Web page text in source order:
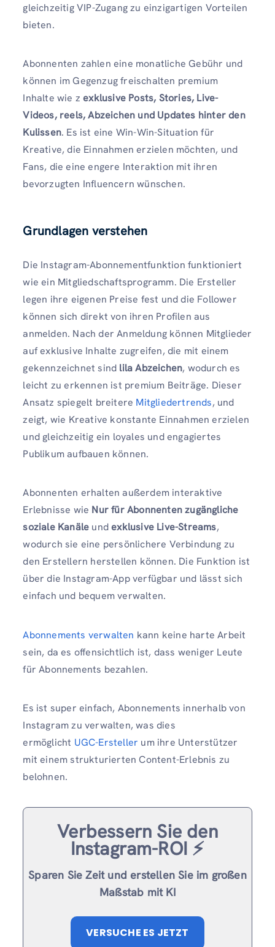
gleichzeitig VIP-Zugang zu einzigartigen Vorteilen
bieten.
Abonnenten zahlen eine monatliche Gebühr und
können im Gegenzug freischalten premium
Inhalte wie zexklusive Posts, Stories, Live-
Videos, reels, Abzeichen und Updates hinter den
Kulissen. Es ist eine Win-Win-Situation für
Kreative, die Einnahmen erzielen möchten, und
Fans, die eine engere Interaktion mit ihren
bevorzugten Influencern wünschen.
Grundlagen verstehen
Die Instagram-Abonnementfunktion funktioniert
wie ein Mitgliedschaftsprogramm. Die Ersteller
legen ihre eigenen Preise fest und die Follower
können sich direkt von ihren Profilen aus
anmelden. Nach der Anmeldung können Mitglieder
auf exklusive Inhalte zugreifen, die mit einem
gekennzeichnet sind lila Abzeichen, wodurch es
leicht zu erkennen ist premium Beiträge. Dieser
Ansatz spiegelt breitere Mitgliedertrends, und
zeigt, wie Kreative konstante Einnahmen erzielen
und gleichzeitig ein loyales und engagiertes
Publikum aufbauen können.
Abonnenten erhalten außerdem interaktive
Erlebnisse wie Nur für Abonnenten zugängliche
soziale Kanäle undexklusive Live-Streams,
wodurch sie eine persönlichere Verbindung zu
den Erstellern herstellen können. Die Funktion ist
über die Instagram-App verfügbar und lässt sich
einfach und bequem verwalten.
Abonnements verwalten kann keine harte Arbeit
sein, da es offensichtlich ist, dass weniger Leute
für Abonnements bezahlen.
Es ist super einfach, Abonnements innerhalb von
Instagram zu verwalten, was dies
ermöglicht UGC-Ersteller um ihre Unterstützer
mit einem strukturierten Content-Erlebnis zu
belohnen.
Verbessern Sie den
Instagram-ROI ⚡️
Sparen Sie Zeit und erstellen Sie im großen
Maßstab mit KI
VERSUCHE ES JETZT